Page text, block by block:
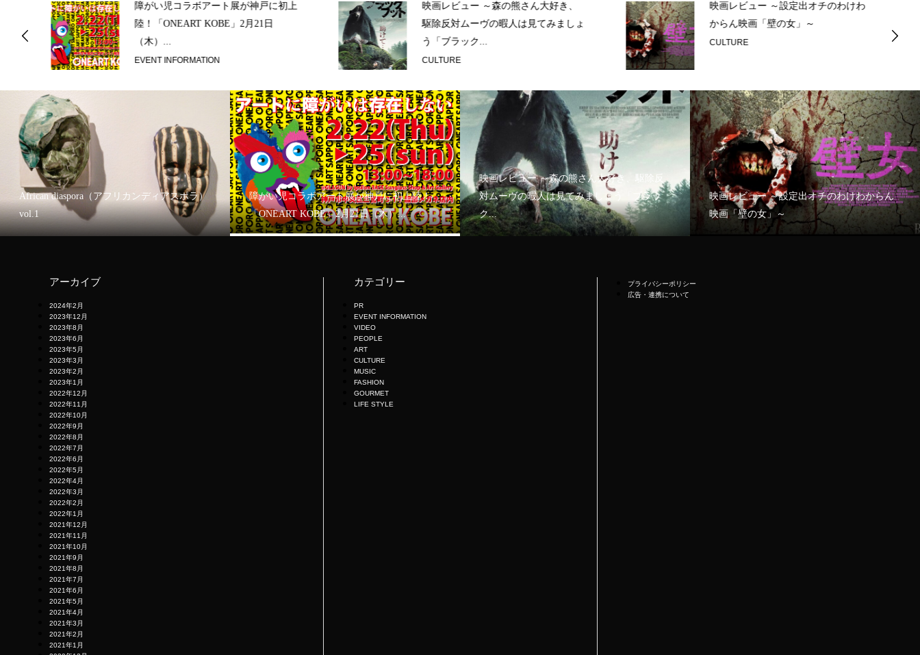
障がい児コラボアート展が神戸に初上
陸！「ONEART KOBE」2月21日
（木）...
EVENT INFORMATION
映画レビュー ～森の熊さん大好き、
駆除反対ムーヴの暇人は見てみましょ
う「ブラック...
CULTURE
映画レビュー ～設定出オチのわけわ
からん映画「壁の女」～
CULTURE
African diaspora（アフリカンディアスポラ）
vol.1
障がい児コラボアート展が神戸に初上陸！
「ONEART KOBE」2月21日（木）...
映画レビュー ～森の熊さん大好き、駆除反
対ムーヴの暇人は見てみましょう「ブラッ
ク...
映画レビュー ～設定出オチのわけわからん
映画「壁の女」～
アーカイブ
2024年2月
2023年12月
2023年8月
2023年6月
2023年5月
2023年3月
2023年2月
2023年1月
2022年12月
2022年11月
2022年10月
2022年9月
2022年8月
2022年7月
2022年6月
2022年5月
2022年4月
2022年3月
2022年2月
2022年1月
2021年12月
2021年11月
2021年10月
2021年9月
2021年8月
2021年7月
2021年6月
2021年5月
2021年4月
2021年3月
2021年2月
2021年1月
カテゴリー
PR
EVENT INFORMATION
VIDEO
PEOPLE
ART
CULTURE
MUSIC
FASHION
GOURMET
LIFE STYLE
プライバシーポリシー
広告・連携について